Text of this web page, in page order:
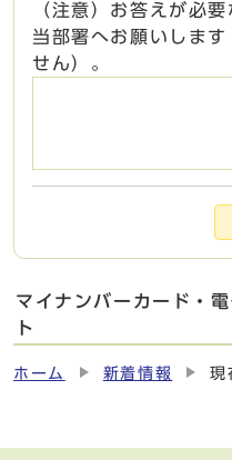
（注意）お答えが必
当部署へお願いしま
せん）。
マイナンバーカード・
ト
ホーム 新着情報 現